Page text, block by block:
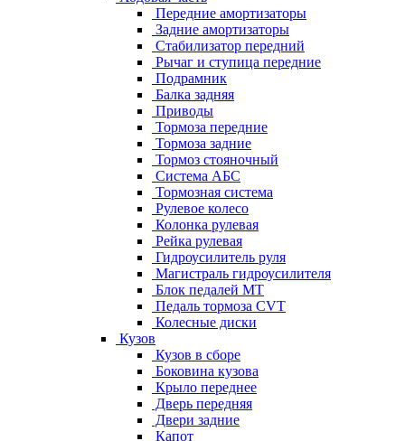
Передние амортизаторы
Задние амортизаторы
Стабилизатор передний
Рычаг и ступица передние
Подрамник
Балка задняя
Приводы
Тормоза передние
Тормоза задние
Тормоз стояночный
Система АБС
Тормозная система
Рулевое колесо
Колонка рулевая
Рейка рулевая
Гидроусилитель руля
Магистраль гидроусилителя
Блок педалей МТ
Педаль тормоза CVT
Колесные диски
Кузов
Кузов в сборе
Боковина кузова
Крыло переднее
Дверь передняя
Двери задние
Капот